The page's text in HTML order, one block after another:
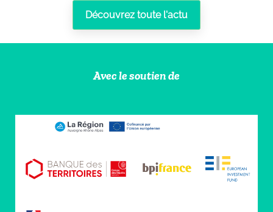
Découvrez toute l'actu
Avec le soutien de